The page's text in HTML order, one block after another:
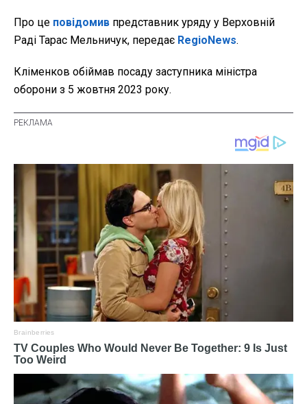
Про це повідомив представник уряду у Верховній
Раді Тарас Мельничук, передає RegioNews.
Кліменков обіймав посаду заступника міністра
оборони з 5 жовтня 2023 року.